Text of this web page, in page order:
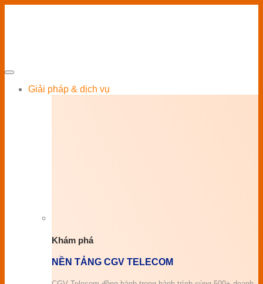
Giải pháp & dịch vụ
Khám phá
NỀN TẢNG CGV TELECOM